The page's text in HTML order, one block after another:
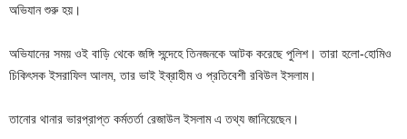
অভিযান শুরু হয়।
অভিযানের সময় ওই বাড়ি থেকে জঙ্গি সন্দেহে তিনজনকে আটক করেছে পুলিশ। তারা হলো-হোমিও
চিকিৎসক ইসরাফিল আলম, তার ভাই ইব্রাহীম ও প্রতিবেশী রবিউল ইসলাম।
তানোর থানার ভারপ্রাপ্ত কর্মতর্তা রেজাউল ইসলাম এ তথ্য জানিয়েছেন।